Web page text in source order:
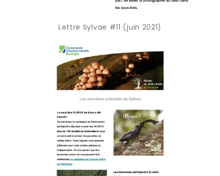
Lettre Sylvae #11 (juin 2021)